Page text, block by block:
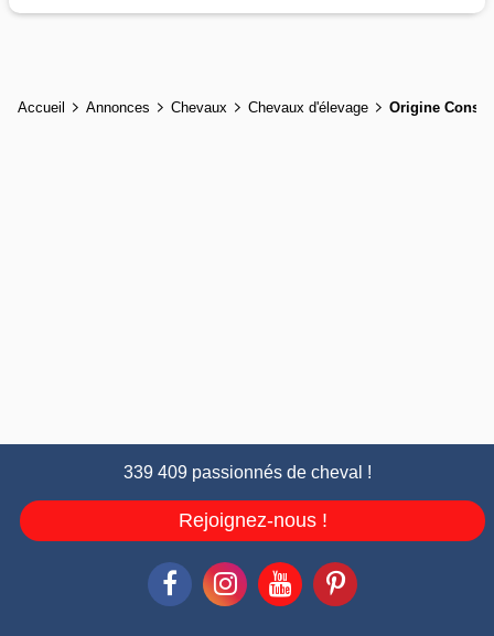
Accueil Annonces Chevaux Chevaux d'élevage Origine
339 409 passionnés de cheval !
Rejoignez-nous !